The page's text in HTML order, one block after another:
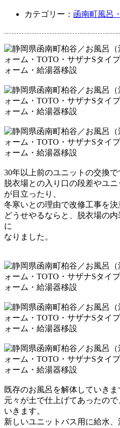
カテゴリー： 函南町風呂
30年以上前のユニットの交換で
脱衣場との入り口の段差やユ
が目立ったり、
冬寒いとの理由で改修工事を決
どうせやるならと、脱衣場の
に
なりました。
既存のお風呂を解体していきま
元々が土で仕上げてあったので
いきます。
新しいユニットバス用に給水